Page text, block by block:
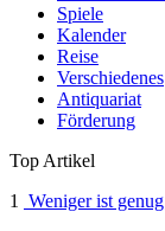
Spiele
Kalender
Reise
Verschiedenes
Antiquariat
Förderung
Top Artikel
1
Weniger ist